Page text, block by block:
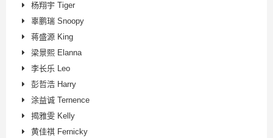
杨翔宇 Tiger
辜鹏瑞 Snoopy
蒋盛源 King
梁景熙 Elanna
李长乐 Leo
彭哲浩 Harry
涂益诚 Ternence
揭雅雯 Kelly
黄佳祺 Fernicky